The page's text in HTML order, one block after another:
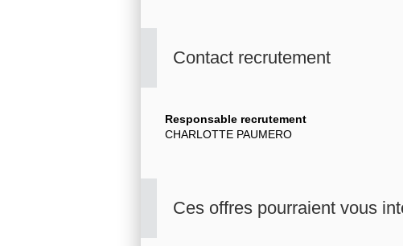
Contact recrutement
Responsable recrutement
CHARLOTTE PAUMERO
Ces offres pourraient vous